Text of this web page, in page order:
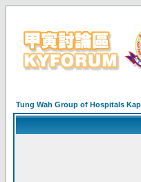
Tung Wah Group of Hospitals